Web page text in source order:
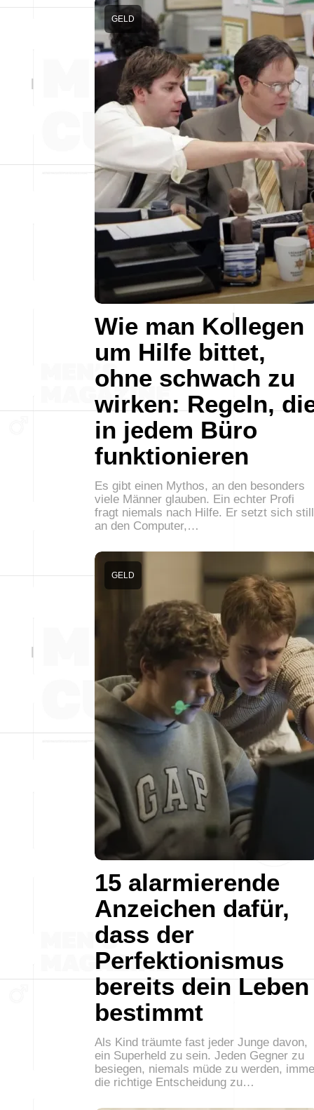
Wie man Kollegen
um Hilfe bittet,
ohne schwach zu
wirken: Regeln,
in jedem Büro
funktionieren
GELD
Es gibt einen Mythos, an den besonders
viele Männer glauben. Ein echter Profi
fragt niemals nach Hilfe. Er setzt sich still
an den Computer,…
15 alarmierende
Anzeichen dafür,
dass der
Perfektionismus
bereits dein Leben
bestimmt
GELD
Als Kind träumte fast jeder Junge davon,
ein Superheld zu sein. Jeden Gegner zu
besiegen, niemals müde zu werden,
die richtige Entscheidung zu…